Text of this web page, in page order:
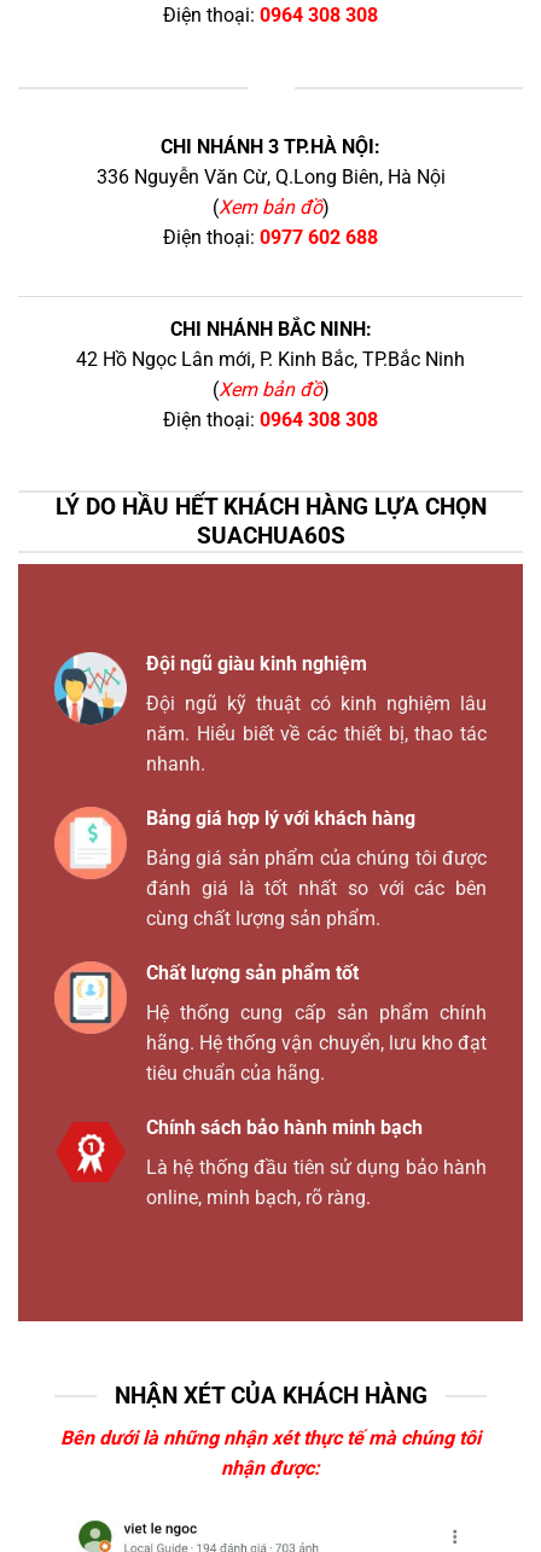
Điện thoại: 0964 308 308
CHI NHÁNH 3 TP.HÀ NỘI:
336 Nguyễn Văn Cừ, Q.Long Biên, Hà Nội
(Xem bản đồ)
Điện thoại: 0977 602 688
CHI NHÁNH BẮC NINH:
42 Hồ Ngọc Lân mới, P. Kinh Bắc, TP.Bắc Ninh
(Xem bản đồ)
Điện thoại: 0964 308 308
LÝ DO HẦU HẾT KHÁCH HÀNG LỰA CHỌN
SUACHUA60S
Đội ngũ giàu kinh nghiệm
Đội ngũ kỹ thuật có kinh nghiệm lâu
năm. Hiểu biết về các thiết bị, thao tác
nhanh.
Bảng giá hợp lý với khách hàng
Bảng giá sản phẩm của chúng tôi được
đánh giá là tốt nhất so với các bên
cùng chất lượng sản phẩm.
Chất lượng sản phẩm tốt
Hệ thống cung cấp sản phẩm chính
hãng. Hệ thống vận chuyển, lưu kho đạt
tiêu chuẩn của hãng.
Chính sách bảo hành minh bạch
Là hệ thống đầu tiên sử dụng bảo hành
online, minh bạch, rõ ràng.
NHẬN XÉT CỦA KHÁCH HÀNG
Bên dưới là những nhận xét thực tế mà chúng tôi
nhận được: